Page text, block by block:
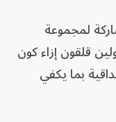
لمجموعة
قلقون إزاء كون
بما يكفي